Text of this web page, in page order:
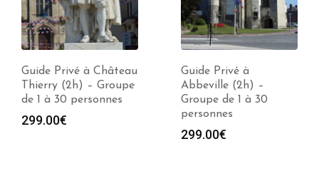
Guide Privé à Château
Thierry (2h) – Groupe
de 1 à 30 personnes
299.00€
Guide Privé à
Abbeville (2h) –
Groupe de 1 à 30
personnes
299.00€